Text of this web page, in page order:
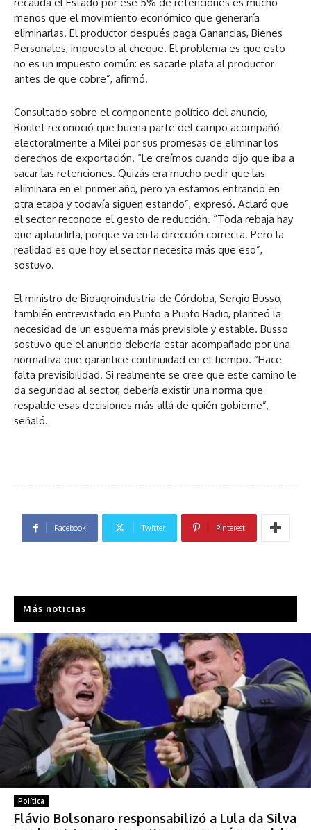
menos que el movimiento económico que generaría
eliminarlas. El productor después paga Ganancias, Bienes
Personales, impuesto al cheque. El problema es que esto
no es un impuesto común: es sacarle plata al productor
antes de que cobre”, afirmó.
Consultado sobre el componente político del anuncio,
Roulet reconoció que buena parte del campo acompañó
electoralmente a Milei por sus promesas de eliminar los
derechos de exportación. “Le creímos cuando dijo que iba a
sacar las retenciones. Quizás era mucho pedir que las
eliminara en el primer año, pero ya estamos entrando en
otra etapa y todavía siguen estando”, expresó. Aclaró que
el sector reconoce el gesto de reducción. “Toda rebaja hay
que aplaudirla, porque va en la dirección correcta. Pero la
realidad es que hoy el sector necesita más que eso”,
sostuvo.
El ministro de Bioagroindustria de Córdoba, Sergio Busso,
también entrevistado en Punto a Punto Radio, planteó la
necesidad de un esquema más previsible y estable. Busso
sostuvo que el anuncio debería estar acompañado por una
normativa que garantice continuidad en el tiempo. “Hace
falta previsibilidad. Si realmente se cree que este camino le
da seguridad al sector, debería existir una norma que
respalde esas decisiones más allá de quién gobierne”,
señaló.
Facebook Twitter Pinterest
Más noticias
Política
Flávio Bolsonaro responsabilizó a Lula da Silva